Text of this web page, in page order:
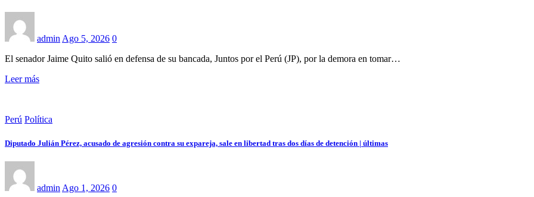
admin Ago 5, 2026 0
El senador Jaime Quito salió en defensa de su bancada, Juntos por el Perú (JP), por la demora en tomar…
Leer más
Perú Política
Diputado Julián Pérez, acusado de agresión contra su expareja, sale en libertad tras dos días de detención | últimas
admin Ago 1, 2026 0